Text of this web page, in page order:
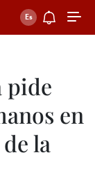
pide
en
la